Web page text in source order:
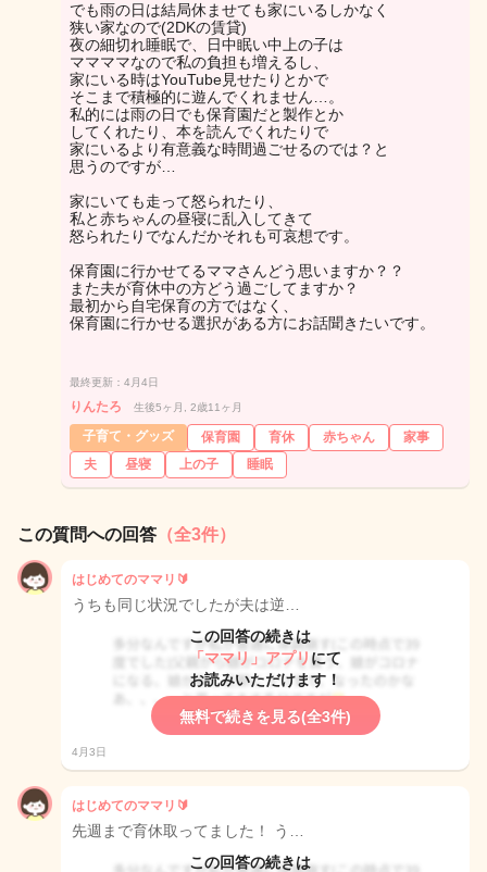
でも雨の日は結局休ませても家にいるしかなく
狭い家なので(2DKの賃貸)
夜の細切れ睡眠で、日中眠い中上の子は
ママママなので私の負担も増えるし、
家にいる時はYouTube見せたりとかで
そこまで積極的に遊んでくれません…。
私的には雨の日でも保育園だと製作とか
してくれたり、本を読んでくれたりで
家にいるより有意義な時間過ごせるのでは？と
思うのですが…
家にいても走って怒られたり、
私と赤ちゃんの昼寝に乱入してきて
怒られたりでなんだかそれも可哀想です。
保育園に行かせてるママさんどう思いますか？？
また夫が育休中の方どう過ごしてますか？
最初から自宅保育の方ではなく、
保育園に行かせる選択がある方にお話聞きたいです。
最終更新：4月4日
りんたろ 生後5ヶ月, 2歳11ヶ月
子育て・グッズ 保育園 育休 赤ちゃん
家事
夫
昼寝 上の子 睡眠
この質問への回答 （全3件）
はじめてのママリ🔰
うちも同じ状況でしたが夫は逆…
この回答の続きは
「ママリ」アプリ にて
お読みいただけます！
無料で続きを見る(全3件)
4月3日
はじめてのママリ🔰
先週まで育休取ってました！ う…
この回答の続きは